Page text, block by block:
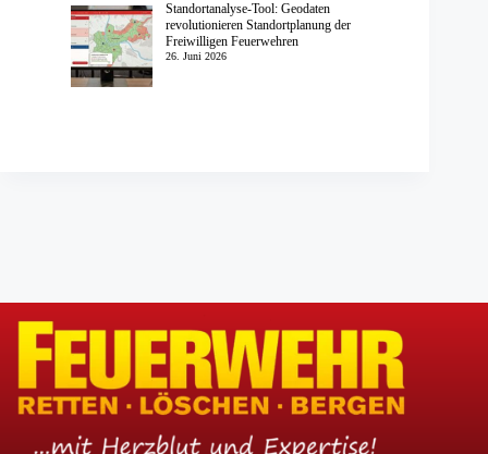
Standortanalyse-Tool: Geodaten
revolutionieren Standortplanung der
Freiwilligen Feuerwehren
26. Juni 2026